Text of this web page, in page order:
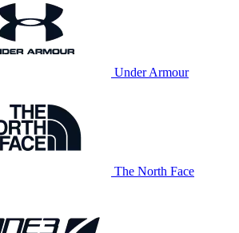
Under Armour
The North Face